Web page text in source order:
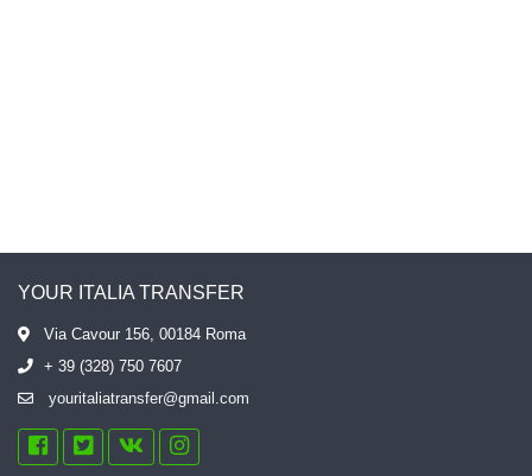
YOUR ITALIA TRANSFER
Via Cavour 156, 00184 Roma
+ 39 (328) 750 7607
youritaliatransfer@gmail.com